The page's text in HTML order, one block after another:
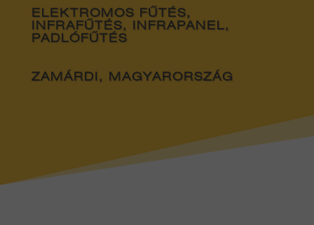
ELEKTROMOS FŰTÉS,
INFRAFŰTÉS, INFRAPANEL,
PADLÓFŰTÉS
ZAMÁRDI, MAGYARORSZÁG